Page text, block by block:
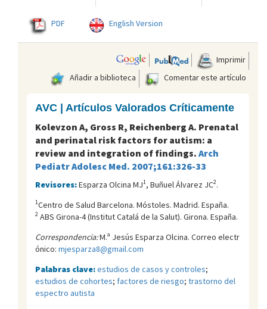
PDF English Version
Imprimir
Añadir a biblioteca
Comentar este artículo
AVC | Artículos Valorados Críticamente
Kolevzon A, Gross R, Reichenberg A. Prenatal
and perinatal risk factors for autism: a
review and integration of findings. Arch
Pediatr Adolesc Med. 2007;161:326-33
Revisores:Esparza Olcina MJ1, Buñuel Álvarez JC2.
1Centro de Salud Barcelona. Móstoles. Madrid. España.
2 ABS Girona-4 (Institut Catalá de la Salut). Girona. España.
Correspondencia:M.ª Jesús Esparza Olcina. Correo electr
ónico: mjesparza8@gmail.com
Palabras clave:estudios de casos y controles;
estudios de cohortes; factores de riesgo; trastorno del
espectro autista